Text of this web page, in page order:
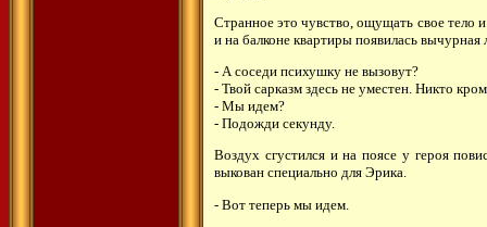
Странное это чувство, ощущать свое тело
и на балконе квартиры появилась вычурная
- А соседи психушку не вызовут?
- Твой сарказм здесь не уместен. Никто
- Мы идем?
- Подожди секунду.
Воздух сгустился и на поясе у героя
выкован специально для Эрика.
- Вот теперь мы идем.